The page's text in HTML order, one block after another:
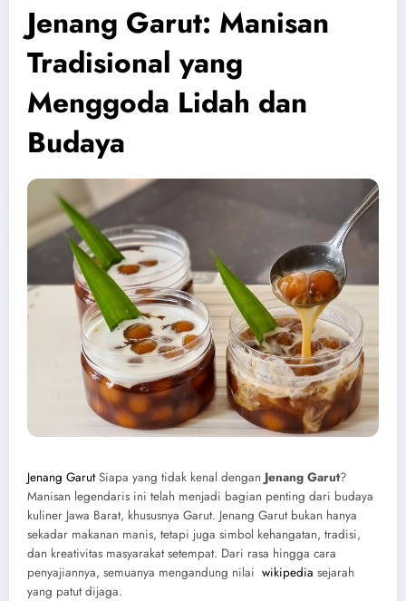
Jenang Garut: Manisan
Tradisional yang
Menggoda Lidah dan
Budaya
Jenang GarutSiapa yang tidak kenal dengan Jenang Garut?
Manisan legendaris ini telah menjadi bagian penting dari budaya
kuliner Jawa Barat, khususnya Garut. Jenang Garut bukan hanya
sekadar makanan manis, tetapi juga simbol kehangatan, tradisi,
dan kreativitas masyarakat setempat. Dari rasa hingga cara
penyajiannya, semuanya mengandung nilai wikipedia sejarah
yang patut dijaga.